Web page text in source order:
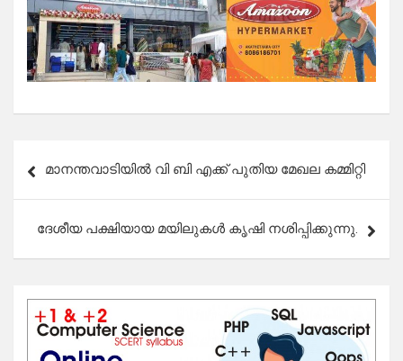
navigation
മാനന്തവാടിയിൽ വി ബി എക്ക് പുതിയ മേഖല കമ്മിറ്റി
ദേശീയ പക്ഷിയായ മയിലുകൾ കൃഷി നശിപ്പിക്കുന്നു.